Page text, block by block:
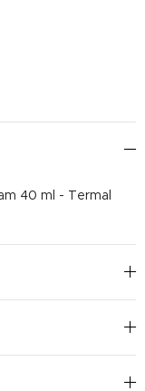
40 ml - Termal